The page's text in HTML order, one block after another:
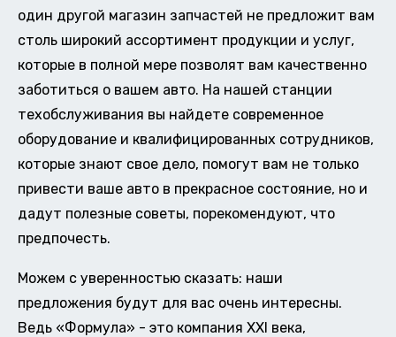
один другой магазин запчастей не предложит вам
столь широкий ассортимент продукции и услуг,
которые в полной мере позволят вам качественно
заботиться о вашем авто. На нашей станции
техобслуживания вы найдете современное
оборудование и квалифицированных сотрудников,
которые знают свое дело, помогут вам не только
привести ваше авто в прекрасное состояние, но и
дадут полезные советы, порекомендуют, что
предпочесть.
Можем с уверенностью сказать: наши
предложения будут для вас очень интересны.
Ведь «Формула» - это компания XXI века,